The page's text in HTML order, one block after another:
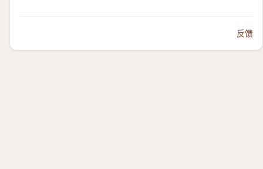
反馈